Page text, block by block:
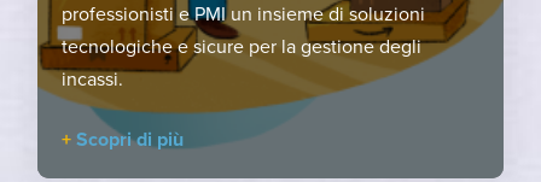
professionisti e PMI un insieme di soluzioni
tecnologiche e sicure per la gestione degli
incassi.
Scopri di più